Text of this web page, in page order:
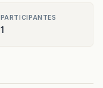
PARTICIPANTES
1